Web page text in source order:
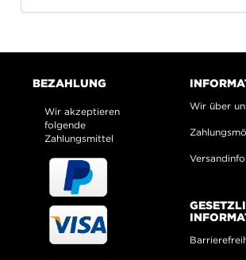
BEZAHLUNG
Wir akzeptieren
folgende
Zahlungsmittel
Wir über